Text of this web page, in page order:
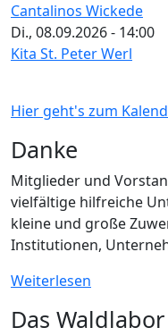
Cantalinos Wickede
Di., 08.09.2026 - 14:00
Kita St. Peter Werl
Hier geht's zum
Danke
Mitglieder und
vielfältige hilfreiche
kleine und große
Institutionen,
Weiterlesen
Das